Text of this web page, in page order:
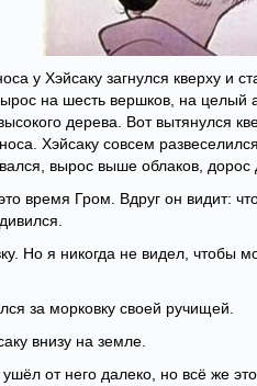
у Хэйсаку загнулся кверху и
на шесть вершков, на
дерева. Вот вытянулся
носа. Хэйсаку совсем
вырос выше облаков, дорос
время Гром. Вдруг он видит:
Но я никогда не видел, чтобы
за морковку своей ручищей.
внизу на земле.
от него далеко, но всё же